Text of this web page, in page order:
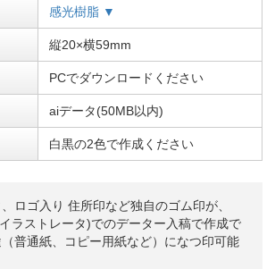
感光樹脂 ▼
縦20×横59mm
PCでダウンロードください
aiデータ(50MB以内)
白黒の2色で作成ください
ロゴ入り 住所印など独自のゴム印が、
ラストレータ)でのデーター入稿で作成で
普通紙、コピー用紙など）になつ印可能